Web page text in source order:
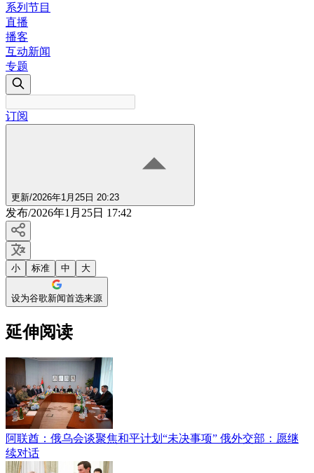
系列节目
直播
播客
互动新闻
专题
订阅
更新/2026年1月25日 20:23
发布/2026年1月25日 17:42
小 标准 中 大
设为谷歌新闻首选来源
延伸阅读
阿联酋：俄乌会谈聚焦和平计划“未决事项” 俄外交部：愿继
续对话